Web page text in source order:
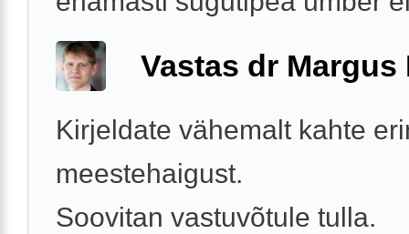
Vastas dr Margus
Kirjeldate vähemalt kahte
meestehaigust.
Soovitan vastuvõtule tulla.